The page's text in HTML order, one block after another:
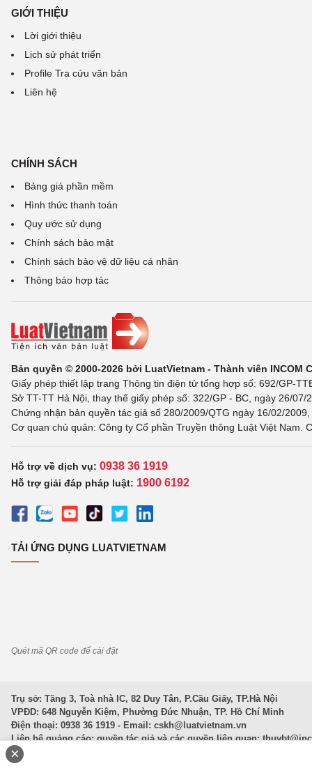
GIỚI THIỆU
Lời giới thiệu
Lịch sử phát triển
Profile Tra cứu văn bản
Liên hệ
CHÍNH SÁCH
Bảng giá phần mềm
Hình thức thanh toán
Quy ước sử dụng
Chính sách bảo mật
Chính sách bảo vệ dữ liệu cá nhân
Thông báo hợp tác
Bản quyền © 2000-2026 bởi LuatVietnam - Thành viên INCOM
Giấy phép thiết lập trang Thông tin điện tử tổng hợp số: 692/GP-
Sở TT-TT Hà Nội, thay thế giấy phép số: 322/GP - BC, ngày 26/
Chứng nhận bản quyền tác giả số 280/2009/QTG ngày 16/02/
Cơ quan chủ quản: Công ty Cổ phần Truyền thông Luật Việt Nam.
Hỗ trợ về dịch vụ: 0938 36 1919
Hỗ trợ giải đáp pháp luật: 1900 6192
TẢI ỨNG DỤNG LUATVIETNAM
Quét mã QR code để cài đặt
Trụ sở: Tầng 3, Toà nhà IC, 82 Duy Tân, P.Cầu Giấy, TP.Hà Nội
VPĐD: 648 Nguyễn Kiệm, Phường Đức Nhuận, TP. Hồ Chí Minh
Điện thoại: 0938 36 1919 - Email: cskh@luatvietnam.vn
Liên hệ quảng cáo; quyền tác giả và các quyền liên quan:
Văn Bản Pháp Luật
×